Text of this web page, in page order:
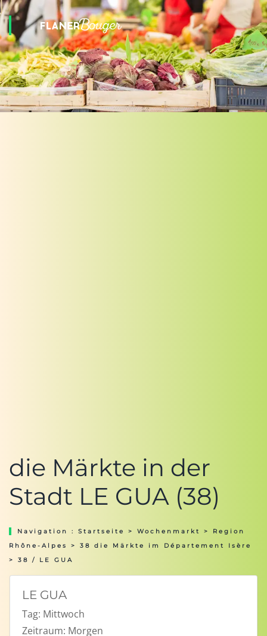
die Märkte in der
Stadt LE GUA (38)
Navigation : Startseite > Wochenmarkt > Region
Rhône-Alpes
> 38 die Märkte im Département Isère
> 38 / LE GUA
LE GUA
Tag: Mittwoch
Zeitraum: Morgen